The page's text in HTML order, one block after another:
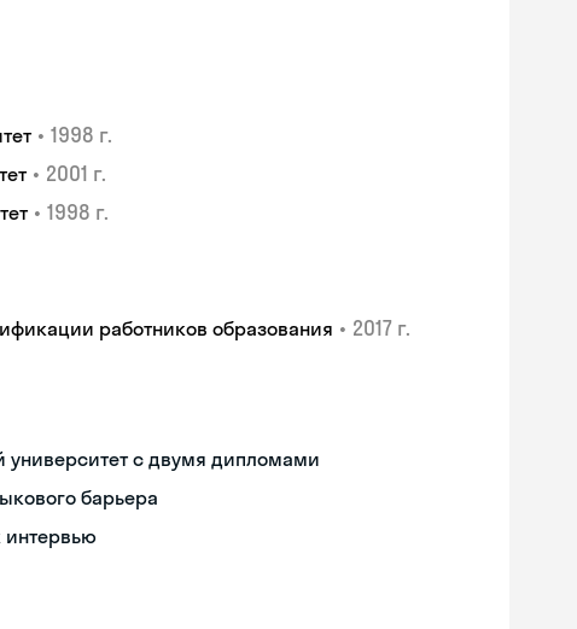
• 1998 г.
• 2001 г.
• 1998 г.
работников образования • 2017 г.
университет с двумя дипломами
барьера
интервью